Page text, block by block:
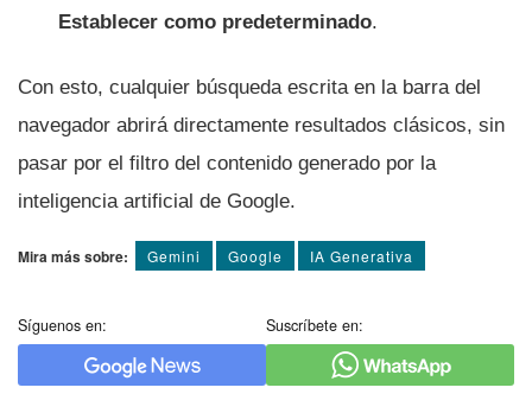
Establecer como predeterminado.
Con esto, cualquier búsqueda escrita en la barra del
navegador abrirá directamente resultados clásicos, sin
pasar por el filtro del contenido generado por la
inteligencia artificial de Google.
Mira más sobre: Gemini Google IA Generativa
Síguenos en: Suscríbete en: